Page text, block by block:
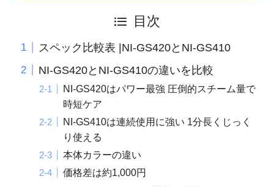
目次
スペック比較表 |NI-GS420とNI-GS410
NI-GS420とNI-GS410の違いを比較
NI-GS420はパワー最強 圧倒的スチーム量で
時短ケア
NI-GS410は連続使用に強い 1分長くじっく
り使える
本体カラーの違い
価格差は約1,000円